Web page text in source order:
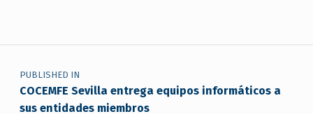
Navegación de entradas
PUBLISHED IN
COCEMFE Sevilla entrega equipos informáticos a
sus entidades miembros